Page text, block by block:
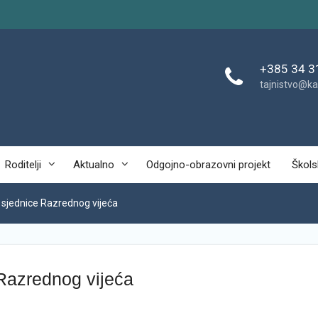
+385 34
Roditelji Aktualno Odgojno-obrazovni projekt
Razrednog vijeća
vijeća